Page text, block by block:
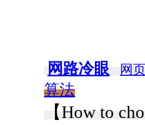
网路冷眼 网
算法
【How to